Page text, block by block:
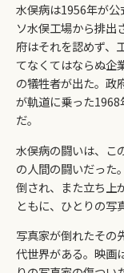
水俣病は1956年が
ソ水俣工場から排出
府はそれを認めず、
てなくてはならぬ企
の犠牲者が出た。政
が軌道に乗った
だ。
水俣病の闘いは、こ
の人間の闘いだった
倒され、また立ち上
ともに、ひとりの写
写真家が倒れたその
代世界がある。映画